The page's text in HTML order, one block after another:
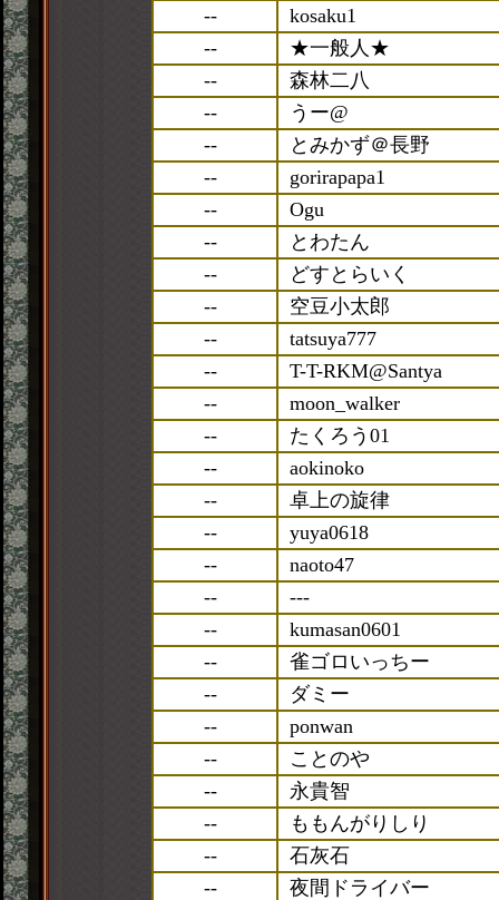
--
kosaku1
--
★一般人★
--
森林二八
--
うー@
--
とみかず＠長野
--
gorirapapa1
--
Ogu
--
とわたん
--
どすとらいく
--
空豆小太郎
--
tatsuya777
--
T-T-RKM@Santya
--
moon_walker
--
たくろう01
--
aokinoko
--
卓上の旋律
--
yuya0618
--
naoto47
--
---
--
kumasan0601
--
雀ゴロいっちー
--
ダミー
--
ponwan
--
ことのや
--
永貴智
--
ももんがりしり
--
石灰石
--
夜間ドライバー